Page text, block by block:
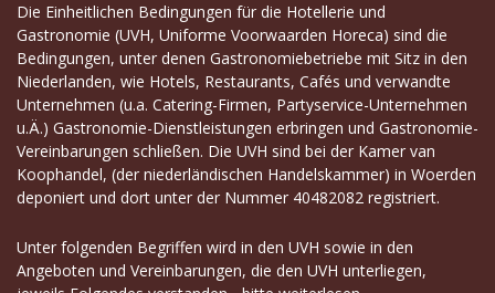
Die Einheitlichen Bedingungen für die Hotellerie und
Gastronomie (UVH, Uniforme Voorwaarden Horeca) sind die
Bedingungen, unter denen Gastronomiebetriebe mit Sitz in den
Niederlanden, wie Hotels, Restaurants, Cafés und verwandte
Unternehmen (u.a. Catering-Firmen, Partyservice-Unternehmen
u.Ä.) Gastronomie-Dienstleistungen erbringen und Gastronomie-
Vereinbarungen schließen. Die UVH sind bei der Kamer van
Koophandel, (der niederländischen Handelskammer) in Woerden
deponiert und dort unter der Nummer 40482082 registriert.
Unter folgenden Begriffen wird in den UVH sowie in den
Angeboten und Vereinbarungen, die den UVH unterliegen,